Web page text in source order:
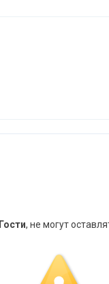
Гости, не могут